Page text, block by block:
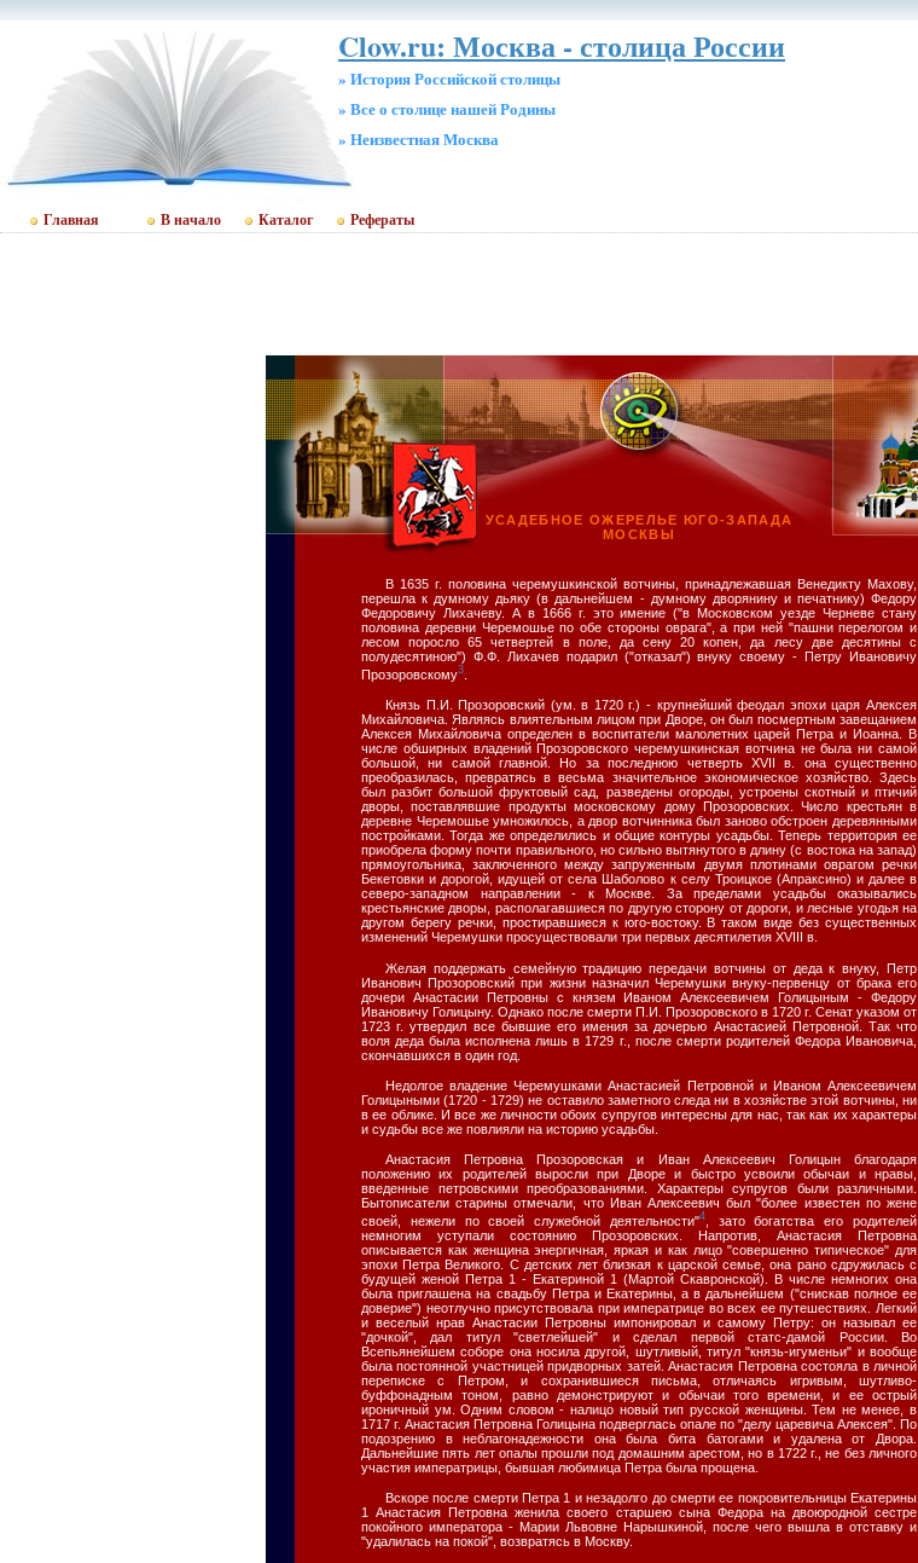
Clow.ru: Москва - столица России
» История Российской столицы
» Все о столице нашей Родины
» Неизвестная Москва
Главная В начало Каталог Рефераты
УСАДЕБНОЕ ОЖЕРЕЛЬЕ ЮГО-ЗАПАДА
МОСКВЫ
В 1635 г. половина черемушкинской вотчины, принадлежавшая Венедикту Махову,
перешла к думному дьяку (в дальнейшем - думному дворянину и печатнику) Федору
Федоровичу Лихачеву. А в 1666 г. это имение ("в Московском уезде Черневе стану
половина деревни Черемошье по обе стороны оврага", а при ней "пашни перелогом и
лесом поросло 65 четвертей в поле, да сену 20 копен, да лесу две десятины с
полудесятиною") Ф.Ф. Лихачев подарил ("отказал") внуку своему - Петру Ивановичу
Прозоровскому3
Князь П.И. Прозоровский (ум. в 1720 г.) - крупнейший феодал эпохи царя Алексея
Михайловича. Являясь влиятельным лицом при Дворе, он был посмертным завещанием
Алексея Михайловича определен в воспитатели малолетних царей Петра и Иоанна. В
числе обширных владений Прозоровского черемушкинская вотчина не была ни самой
большой, ни самой главной. Но за последнюю четверть XVII в. она существенно
преобразилась, превратясь в весьма значительное экономическое хозяйство. Здесь
был разбит большой фруктовый сад, разведены огороды, устроены скотный и птичий
дворы, поставлявшие продукты московскому дому Прозоровских. Число крестьян в
деревне Черемошье умножилось, а двор вотчинника был заново обстроен деревянными
постройками. Тогда же определились и общие контуры усадьбы. Теперь территория ее
приобрела форму почти правильного, но сильно вытянутого в длину (с востока на запад)
прямоугольника, заключенного между запруженным двумя плотинами оврагом речки
Бекетовки и дорогой, идущей от села Шаболово к селу Троицкое (Апраксино) и далее в
северо-западном направлении - к Москве. За пределами усадьбы оказывались
крестьянские дворы, располагавшиеся по другую сторону от дороги, и лесные угодья на
другом берегу речки, простиравшиеся к юго-востоку. В таком виде без существенных
изменений Черемушки просуществовали три первых десятилетия XVIII в.
Желая поддержать семейную традицию передачи вотчины от деда к внуку, Петр
Иванович Прозоровский при жизни назначил Черемушки внуку-первенцу от брака его
дочери Анастасии Петровны с князем Иваном Алексеевичем Голицыным - Федору
Ивановичу Голицыну. Однако после смерти П.И. Прозоровского в 1720 г. Сенат указом от
1723 г. утвердил все бывшие его имения за дочерью Анастасией Петровной. Так что
воля деда была исполнена лишь в 1729 г., после смерти родителей Федора Ивановича,
скончавшихся в один год.
Недолгое владение Черемушками Анастасией Петровной и Иваном Алексеевичем
Голицыными (1720 - 1729) не оставило заметного следа ни в хозяйстве этой вотчины, ни
в ее облике. И все же личности обоих супругов интересны для нас, так как их характеры
и судьбы все же повлияли на историю усадьбы.
Анастасия Петровна Прозоровская и Иван Алексеевич Голицын благодаря
положению их родителей выросли при Дворе и быстро усвоили обычаи и нравы,
введенные петровскими преобразованиями. Характеры супругов были различными.
Бытописатели старины отмечали, что Иван Алексеевич был "более известен по жене
своей, нежели по своей служебной деятельности"4, зато богатства его родителей
немногим уступали состоянию Прозоровских. Напротив, Анастасия Петровна
описывается как женщина энергичная, яркая и как лицо "совершенно типическое" для
эпохи Петра Великого. С детских лет близкая к царской семье, она рано сдружилась с
будущей женой Петра 1 - Екатериной 1 (Мартой Скавронской). В числе немногих она
была приглашена на свадьбу Петра и Екатерины, а в дальнейшем ("снискав полное ее
доверие") неотлучно присутствовала при императрице во всех ее путешествиях. Легкий
и веселый нрав Анастасии Петровны импонировал и самому Петру: он называл ее
"дочкой", дал титул "светлейшей" и сделал первой статс-дамой России. Во
Всепьянейшем соборе она носила другой, шутливый, титул "князь-игуменьи" и вообще
была постоянной участницей придворных затей. Анастасия Петровна состояла в личной
переписке с Петром, и сохранившиеся письма, отличаясь игривым, шутливо-
буффонадным тоном, равно демонстрируют и обычаи того времени, и ее острый
ироничный ум. Одним словом - налицо новый тип русской женщины. Тем не менее, в
1717 г. Анастасия Петровна Голицына подверглась опале по "делу царевича Алексея". По
подозрению в неблагонадежности она была бита батогами и удалена от Двора.
Дальнейшие пять лет опалы прошли под домашним арестом, но в 1722 г., не без личного
участия императрицы, бывшая любимица Петра была прощена.
Вскоре после смерти Петра 1 и незадолго до смерти ее покровительницы Екатерины
1 Анастасия Петровна женила своего старшею сына Федора на двоюродной сестре
покойного императора - Марии Львовне Нарышкиной, после чего вышла в отставку и
"удалилась на покой", возвратясь в Москву.